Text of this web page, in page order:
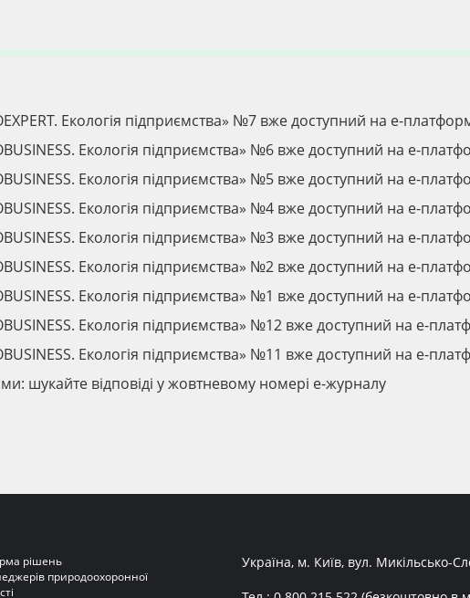
Екологія підприємства» №7 вже доступний на е-
Екологія підприємства» №6 вже доступний на е-
Екологія підприємства» №5 вже доступний на е-
Екологія підприємства» №4 вже доступний на е-
Екологія підприємства» №3 вже доступний на е-
Екологія підприємства» №2 вже доступний на е-
Екологія підприємства» №1 вже доступний на е-
Екологія підприємства» №12 вже доступний на е-
Екологія підприємства» №11 вже доступний на е-
шукайте відповіді у жовтневому номері е-журналу
рішень
природоохоронної
Україна, м. Київ, вул. Микільсько-